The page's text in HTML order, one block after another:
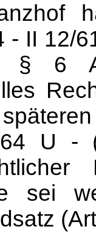
- II 12/
§ 6
U -
sei